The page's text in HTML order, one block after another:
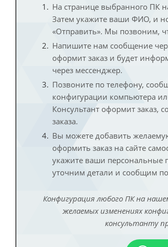
На странице выбранного ПК
Затем укажите ваши ФИО, и
«Отправить». Мы позвоним,
Напишите нам сообщение
оформит заказ и будет
через мессенджер.
Позвоните по телефону,
конфигурации компьютера
Консультант оформит заказ,
заказа.
Вы можете добавить
оформить заказ на сайте
укажите ваши персональные
уточним детали и сообщим по
Конфигурация любого ПК на
желаемых изменениях
консультанту